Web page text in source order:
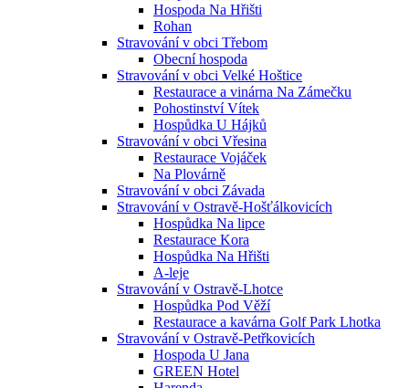
Hospoda Na Hřišti
Rohan
Stravování v obci Třebom
Obecní hospoda
Stravování v obci Velké Hoštice
Restaurace a vinárna Na Zámečku
Pohostinství Vítek
Hospůdka U Hájků
Stravování v obci Vřesina
Restaurace Vojáček
Na Plovárně
Stravování v obci Závada
Stravování v Ostravě-Hošťálkovicích
Hospůdka Na lipce
Restaurace Kora
Hospůdka Na Hřišti
A-leje
Stravování v Ostravě-Lhotce
Hospůdka Pod Věží
Restaurace a kavárna Golf Park Lhotka
Stravování v Ostravě-Petřkovicích
Hospoda U Jana
GREEN Hotel